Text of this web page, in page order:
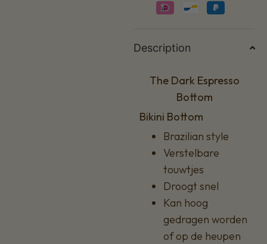
Description
The Dark Espresso
Bottom
Bikini Bottom
Brazilian style
Verstelbare
touwtjes
Droogt snel
Kan hoog
gedragen worden
of op de heupen